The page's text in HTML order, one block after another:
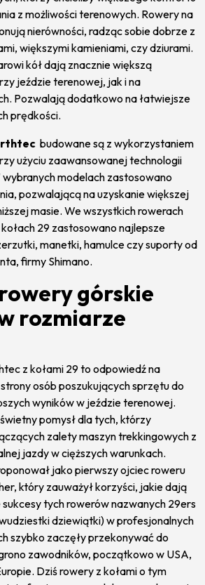
z możliwości terenowych. Rowery na
nierówności, radząc sobie dobrze z
większymi kamieniami, czy dziurami.
kół dają znacznie większą
jeździe terenowej, jak i na
Pozwalają dodatkowo na łatwiejsze
prędkości.
budowane są z wykorzystaniem
użyciu zaawansowanej technologii
modelach zastosowano
pozwalającą na uzyskanie większej
masie. We wszystkich rowerach
29 zastosowano najlepsze
manetki, hamulce czy suporty od
firmy Shimano.
górskie
rozmiarze
z kołami 29 to odpowiedź na
osób poszukujących sprzętu do
wyników w jeździe terenowej.
pomysł dla tych, którzy
zalety maszyn trekkingowych z
jazdy w cięższych warunkach.
jako pierwszy ojciec roweru
który zauważył korzyści, jakie dają
sukcesy tych rowerów nazwanych 29ers
dziewiątki) w profesjonalnych
szybko zaczęły przekonywać do
zawodników, początkowo w USA,
Dziś rowery z kołami o tym